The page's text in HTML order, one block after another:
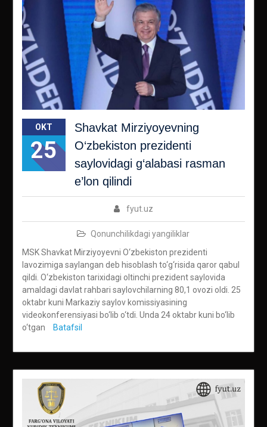
OKT
25
Shavkat Mirziyoyevning
O‘zbekiston prezidenti
saylovidagi g‘alabasi rasman
e’lon qilindi
fyut.uz
Qonunchilikdagi yangiliklar
MSK Shavkat Mirziyoyevni O‘zbekiston prezidenti
lavozimiga saylangan deb hisoblash to‘g‘risida qaror qabul
qildi. O‘zbekiston tarixidagi oltinchi prezident saylovida
amaldagi davlat rahbari saylovchilarning 80,1 ovozi oldi. 25
oktabr kuni Markaziy saylov komissiyasining
videokonferensiyasi bo‘lib o‘tdi. Unda 24 oktabr kuni bo‘lib
o‘tgan
Batafsil